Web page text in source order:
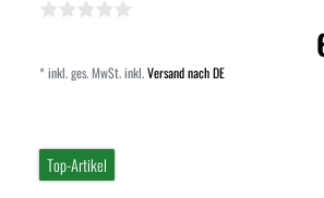
*inkl. ges. MwSt.inkl.Versand nach DE
Top-Artikel